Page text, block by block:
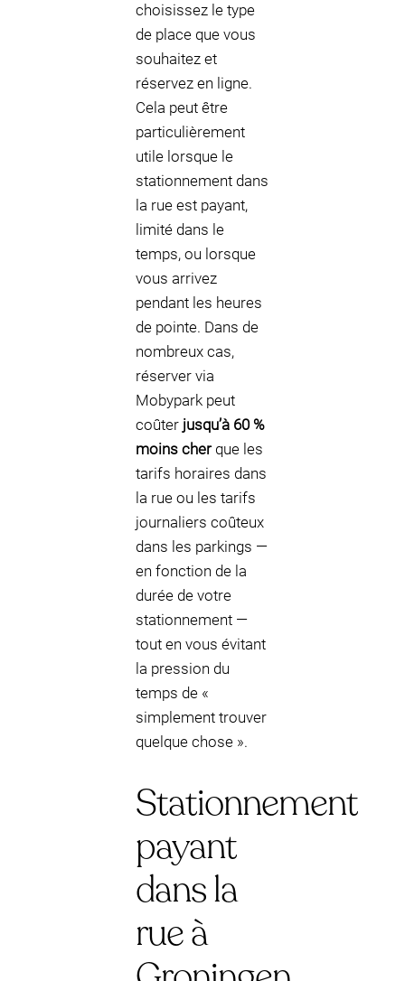
choisissez le type
de place que vous
souhaitez et
réservez en ligne.
Cela peut être
particulièrement
utile lorsque le
stationnement dans
la rue est payant,
limité dans le
temps, ou lorsque
vous arrivez
pendant les heures
de pointe. Dans de
nombreux cas,
réserver via
Mobypark peut
coûter jusqu’à 60 %
moins cherque les
tarifs horaires dans
la rue ou les tarifs
journaliers coûteux
dans les parkings —
en fonction de la
durée de votre
stationnement —
tout en vous évitant
la pression du
temps de «
simplement trouver
quelque chose ».
Stationnement
payant
dans la
rue à